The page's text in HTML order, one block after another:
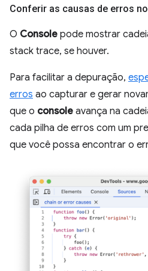
Conferir as causas de erros
O Console pode mostrar
stack trace, se houver.
Para facilitar a depuração,
erros ao capturar e gerar
que o console avança na
cada pilha de erros com um
que você possa encontrar o